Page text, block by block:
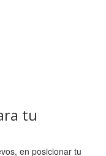
tu
en posicionar tu